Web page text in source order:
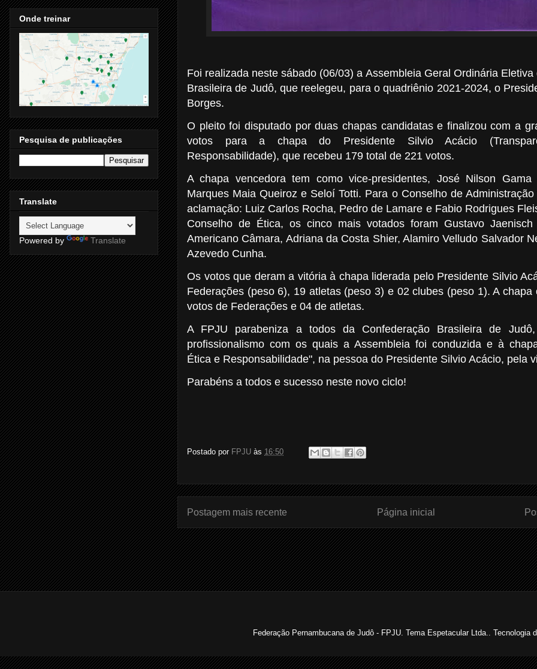
Foi realizada neste sábado (06/03) a Assembleia Geral Ordinária
Brasileira de Judô, que reelegeu, para o quadriênio 2021-2024, o
Borges.
O pleito foi disputado por duas chapas candidatas e finalizou com a
votos para a chapa do Presidente Silvio Acácio
Responsabilidade), que recebeu 179 total de 221 votos.
A chapa vencedora tem como vice-presidentes, José Nilson
Marques Maia Queiroz e Seloí Totti. Para o Conselho de
aclamação: Luiz Carlos Rocha, Pedro de Lamare e Fabio Rodrigues
Conselho de Ética, os cinco mais votados foram Gustavo Jaenisch
Americano Câmara, Adriana da Costa Shier, Alamiro Velludo Salvador
Azevedo Cunha.
Os votos que deram a vitória à chapa liderada pelo Presidente Silvio
Federações (peso 6), 19 atletas (peso 3) e 02 clubes (peso 1). A chapa
votos de Federações e 04 de atletas.
A FPJU parabeniza a todos da Confederação Brasileira de
profissionalismo com os quais a Assembleia foi conduzida e à
Ética e Responsabilidade", na pessoa do Presidente Silvio Acácio, pela
Parabéns a todos e sucesso neste novo ciclo!
Postado por FPJU às 16:50
Postagem mais recente Página inicial
Onde treinar
Pesquisa de publicações
Translate
Powered by Translate
Federação Pernambucana de Judô - FPJU. Tema Espetacular Ltda.. Tecnologia